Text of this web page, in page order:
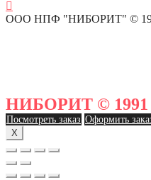
ООО НПФ "НИБОРИТ" ©
НИБОРИТ © 1991
Посмотреть заказ Оформить
X